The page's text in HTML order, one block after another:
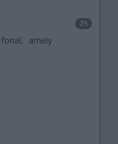
25
fonal, amely